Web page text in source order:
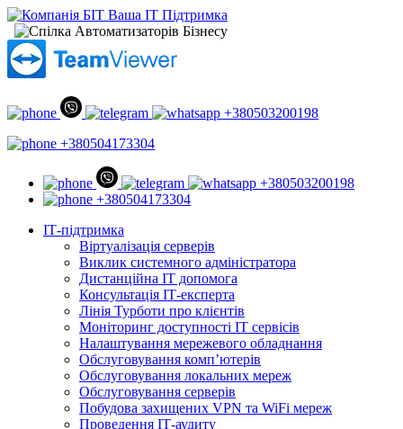
+380503200198
+380504173304
+380503200198
+380504173304
ІТ-підтримка
Віртуалізація серверів
Виклик системного адміністратора
Дистанційна ІТ допомога
Консультація ІТ-експерта
Лінія Турботи про клієнтів
Моніторинг доступності ІТ сервісів
Налаштування мережевого обладнання
Обслуговування комп’ютерів
Обслуговування локальних мереж
Обслуговування серверів
Побудова захищених VPN та WiFi мереж
Проведення ІТ-аудиту